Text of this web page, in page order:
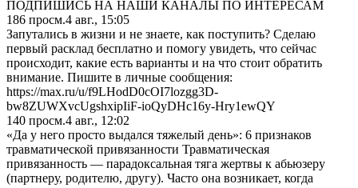
ПОДПИШИСЬ НА НАШИ КАНАЛЫ ПО ИНТЕРЕСАМ
186 просм.4 авг., 15:05
Запутались в жизни и не знаете, как поступить? Сделаю
первый расклад бесплатно и помогу увидеть, что сейчас
происходит, какие есть варианты и на что стоит обратить
внимание. Пишите в личные сообщения:
https://max.ru/u/f9LHodD0cOI7lozgg3D-
bw8ZUWXvcUgshxipIiF-ioQyDHc16y-Hry1ewQY
140 просм.4 авг., 12:02
«Да у него просто выдался тяжелый день»: 6 признаков
травматической привязанности Травматическая
привязанность — парадоксальная тяга жертвы к абьюзеру
(партнеру, родителю, другу). Часто она возникает, когда